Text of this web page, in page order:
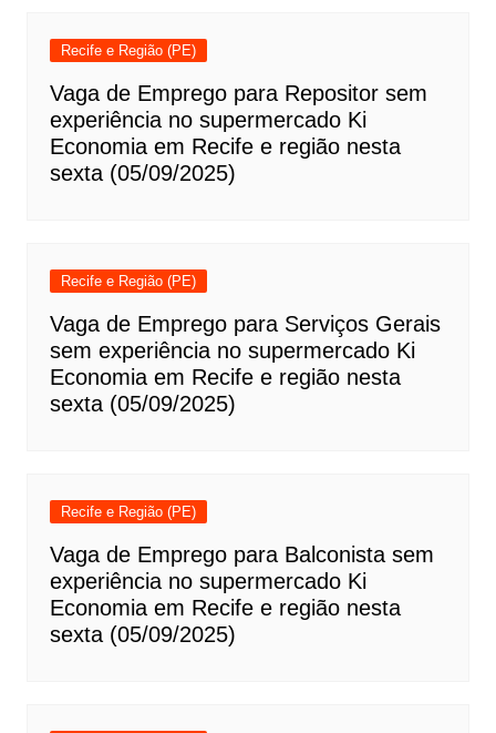
Recife e Região (PE)
Vaga de Emprego para Repositor sem
experiência no supermercado Ki
Economia em Recife e região nesta
sexta (05/09/2025)
Recife e Região (PE)
Vaga de Emprego para Serviços Gerais
sem experiência no supermercado Ki
Economia em Recife e região nesta
sexta (05/09/2025)
Recife e Região (PE)
Vaga de Emprego para Balconista sem
experiência no supermercado Ki
Economia em Recife e região nesta
sexta (05/09/2025)